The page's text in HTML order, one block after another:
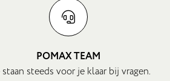
POMAX TEAM
staan steeds voor je klaar bij vragen.